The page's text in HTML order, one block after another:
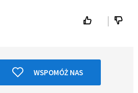
WSPOMÓŻ NAS